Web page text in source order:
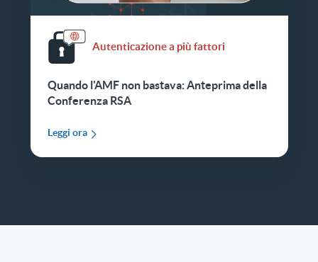
Autenticazione a più fattori
Quando l'AMF non bastava: Anteprima della
Conferenza RSA
Leggi ora